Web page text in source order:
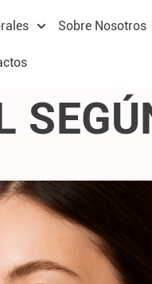
Sobre Nosotros